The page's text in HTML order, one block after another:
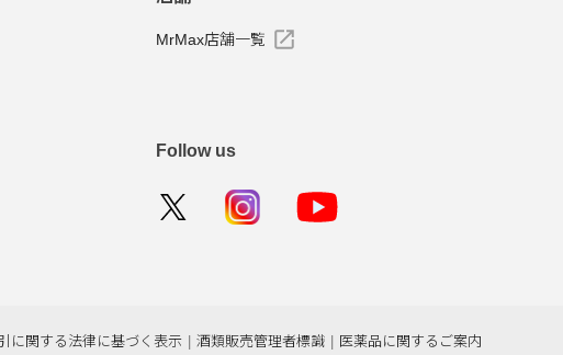
MrMax店舗一覧
Follow us
に関する法律に基づく表示 酒類販売管理者標識 医薬品に関するご案内